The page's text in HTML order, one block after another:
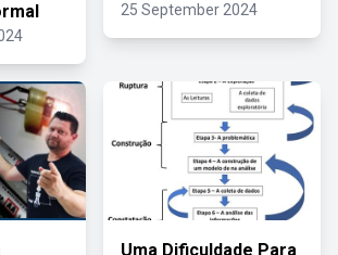
25 September 2024
Uma Dificuldade Para